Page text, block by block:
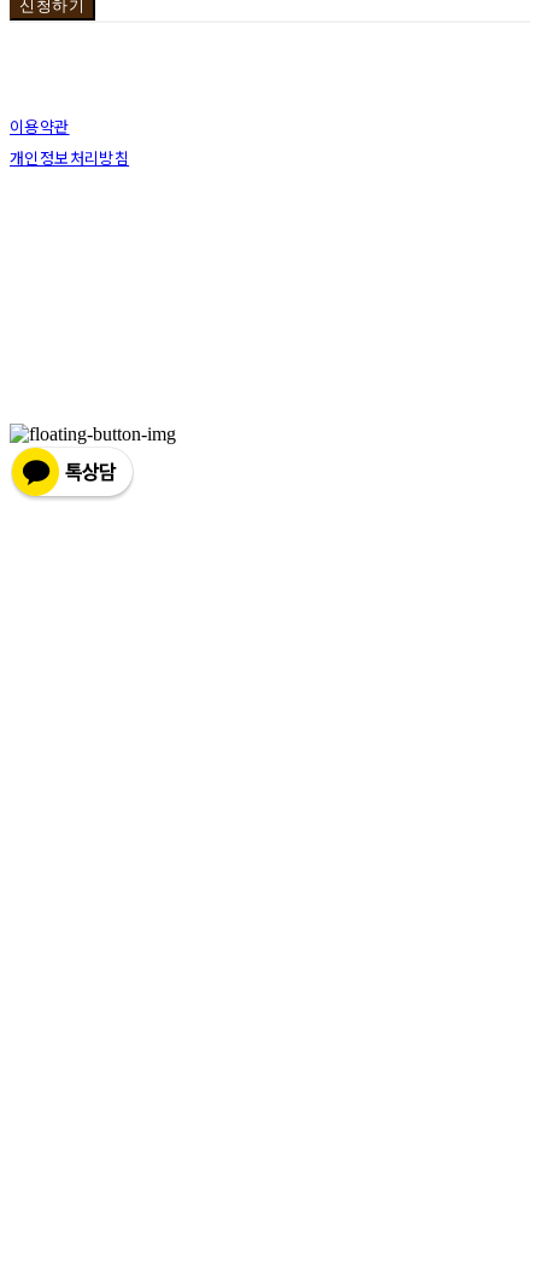
신청하기
이용약관
개인정보처리방침